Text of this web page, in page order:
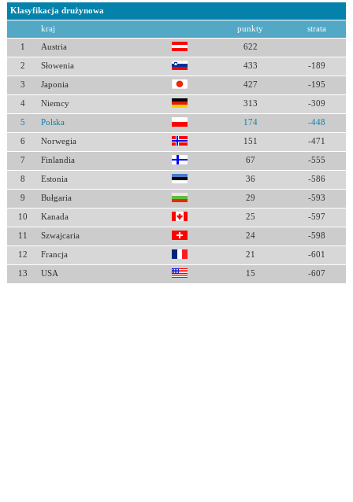
Klasyfikacja drużynowa
kraj punkty strata
1 Austria 622
2 Słowenia 433 -189
3 Japonia 427 -195
4 Niemcy 313 -309
5 Polska 174 -448
6 Norwegia 151 -471
7 Finlandia 67 -555
8 Estonia 36 -586
9 Bułgaria 29 -593
10 Kanada 25 -597
11 Szwajcaria 24 -598
12 Francja 21 -601
13 USA 15 -607